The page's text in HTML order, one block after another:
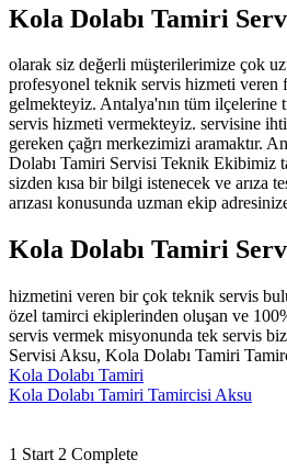
Kola Dolabı Tamiri
olarak siz değerli müşterilerimize çok
profesyonel teknik servis hizmeti veren
gelmekteyiz. Antalya'nın tüm ilçelerine
servis hizmeti vermekteyiz. servisine
gereken çağrı merkezimizi aramaktır.
Dolabı Tamiri Servisi Teknik Ekibimiz
sizden kısa bir bilgi istenecek ve arıza
arızası konusunda uzman ekip
Kola Dolabı Tamiri
hizmetini veren bir çok teknik servis
özel tamirci ekiplerinden oluşan ve
servis vermek misyonunda tek servis
Servisi Aksu, Kola Dolabı Tamiri
Kola Dolabı Tamiri
Kola Dolabı Tamiri Tamircisi Aksu
1 Start 2 Complete